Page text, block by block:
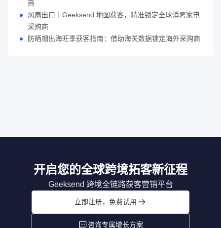
商
风扇出口｜Geeksend 地图获客，精准锁定全球消暑家电
采购商
防晒帽出海旺季获客指南：借助海关数据锁定海外采购商
开启您的全球跨境拓客新征程
Geeksend 跨境全链路获客营销平台
立即注册，免费试用
咨询专属增长方案